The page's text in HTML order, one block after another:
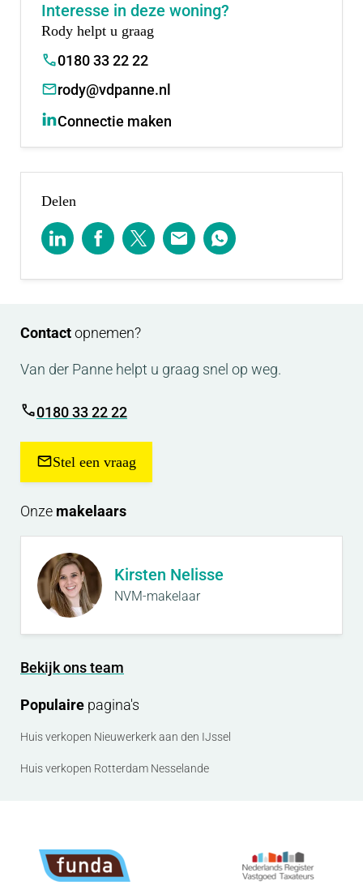
bodemwarmtepomp
Uitgebreid pakket aan optiemogelijkheden
Koopsommen
Hoewel de koopsommen nog definitief vastgesteld
moeten worden, is het de verwachting dat deze
woningen zullen worden aangeboden vanaf circa €
Interesse in deze woning?
Rody helpt u graag
0180 33 22 22
rody@vdpanne.nl
Connectie maken
Delen
Contactopnemen?
Van der Panne helpt u graag snel op weg.
0180 33 22 22
Stel een vraag
Onze makelaars
Kirsten Nelisse
NVM-makelaar
Bekijk ons team
Populaire pagina's
Huis verkopen Nieuwerkerk aan den IJssel
Huis verkopen Rotterdam Nesselande